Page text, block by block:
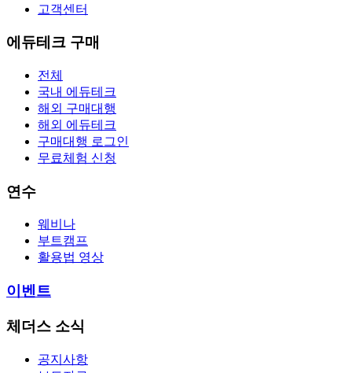
고객센터
에듀테크 구매
전체
국내 에듀테크
해외 구매대행
해외 에듀테크
구매대행 로그인
무료체험 신청
연수
웨비나
부트캠프
활용법 영상
이벤트
체더스 소식
공지사항